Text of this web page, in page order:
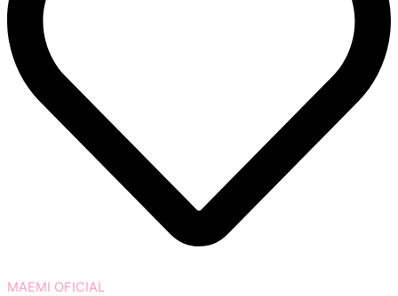
MAEMI OFICIAL